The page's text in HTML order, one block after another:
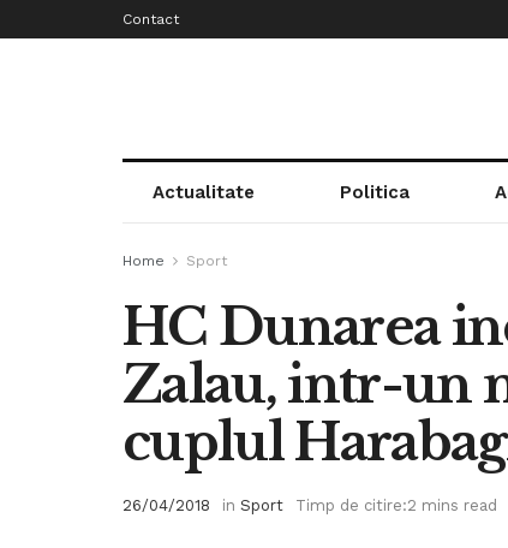
Contact
Actualitate Politica
Home Sport
HC Dunarea
Zalau, intr-un
cuplul
26/04/2018 in Sport Timp de citire:2 mins read